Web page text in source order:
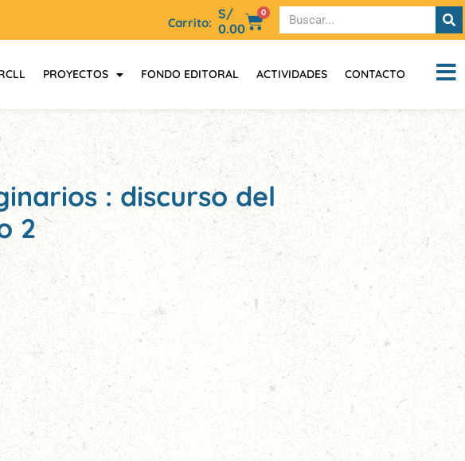
Carrito:
S/
0.00
0
PROYECTOS FONDO EDITORAL ACTIVIDADES CONTACTO
: discurso del
2